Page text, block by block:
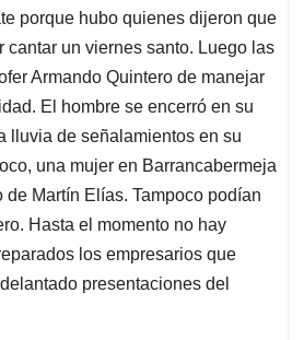
porque hubo quienes dijeron que
cantar un viernes santo. Luego las
Armando Quintero de manejar
El hombre se encerró en su
lluvia de señalamientos en su
una mujer en Barrancabermeja
de Martín Elías. Tampoco podían
Hasta el momento no hay
los empresarios que
presentaciones del